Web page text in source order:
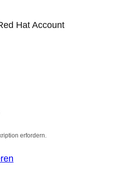
Hat Account
erfordern.